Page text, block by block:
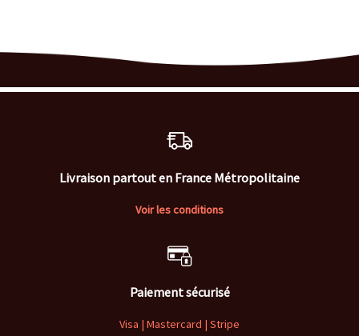
Livraison partout en France Métropolitaine
Voir les conditions
Paiement sécurisé
Visa | Mastercard | Stripe